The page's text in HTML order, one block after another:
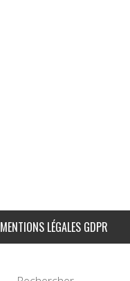
MENTIONS LÉGALES GDPR